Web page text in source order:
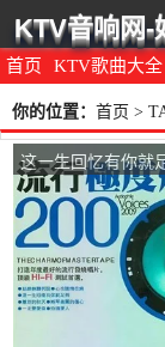
首页 KTV歌曲大全
KTV音响网-
你的位置： 首页 >
这一生回忆有你就
听(原唱是关泽楠)，
缘演唱点播:24次